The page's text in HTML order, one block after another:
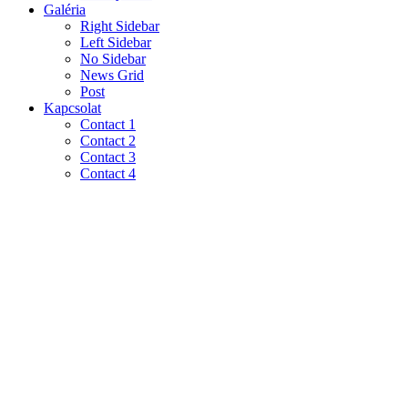
Galéria
Right Sidebar
Left Sidebar
No Sidebar
News Grid
Post
Kapcsolat
Contact 1
Contact 2
Contact 3
Contact 4